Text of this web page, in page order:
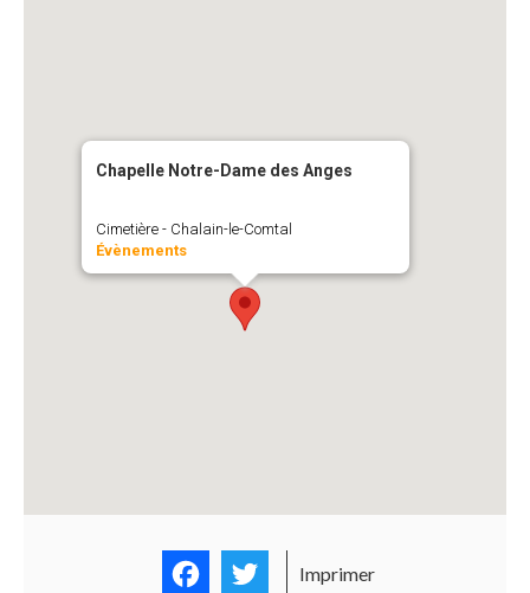
Chapelle Notre-Dame des Anges
Cimetière - Chalain-le-Comtal
Évènements
FacebookTwitter
Imprimer